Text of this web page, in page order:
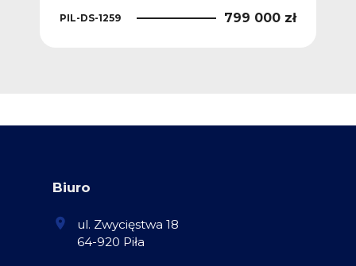
PIL-DS-1259 799 000 zł
Biuro
ul. Zwycięstwa 18
64-920 Piła